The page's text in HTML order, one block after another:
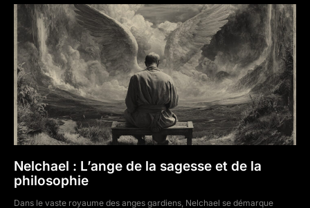
Nelchael : L’ange de la sagesse et de la
philosophie
Dans le vaste royaume des anges gardiens, Nelchael se démarque